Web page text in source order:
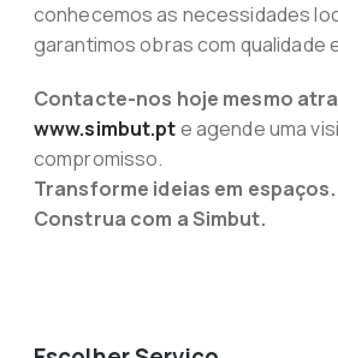
conhecemos as necessidades
garantimos obras com qualidade
Contacte-nos hoje mesmo
www.simbut.pte agende uma
compromisso.
Transforme ideias em espaços.
Construa com a Simbut.